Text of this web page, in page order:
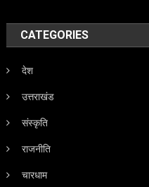
CATEGORIES
देश
उत्तराखंड
संस्कृति
राजनीति
चारधाम